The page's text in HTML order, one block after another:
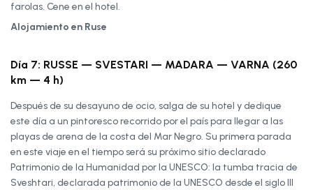
farolas. Cene en el hotel.
Alojamiento en Ruse
Día 7: RUSSE — SVESTARI — MADARA — VARNA (260
km — 4 h)
Después de su desayuno de ocio, salga de su hotel y dedique
este día a un pintoresco recorrido por el país para llegar a las
playas de arena de la costa del Mar Negro. Su primera parada
en este viaje en el tiempo será su próximo sitio declarado
Patrimonio de la Humanidad por la UNESCO: la tumba tracia de
Sveshtari, declarada patrimonio de la UNESCO desde el siglo III